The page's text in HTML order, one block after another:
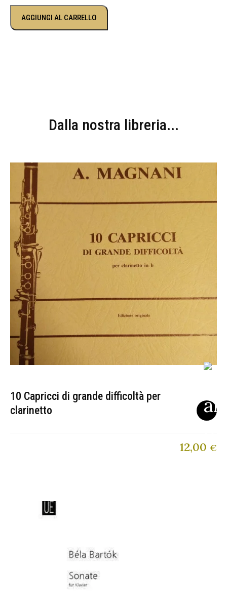
AGGIUNGI AL CARRELLO
Dalla nostra libreria...
10 Capricci di grande difficoltà per
clarinetto
12,00 €